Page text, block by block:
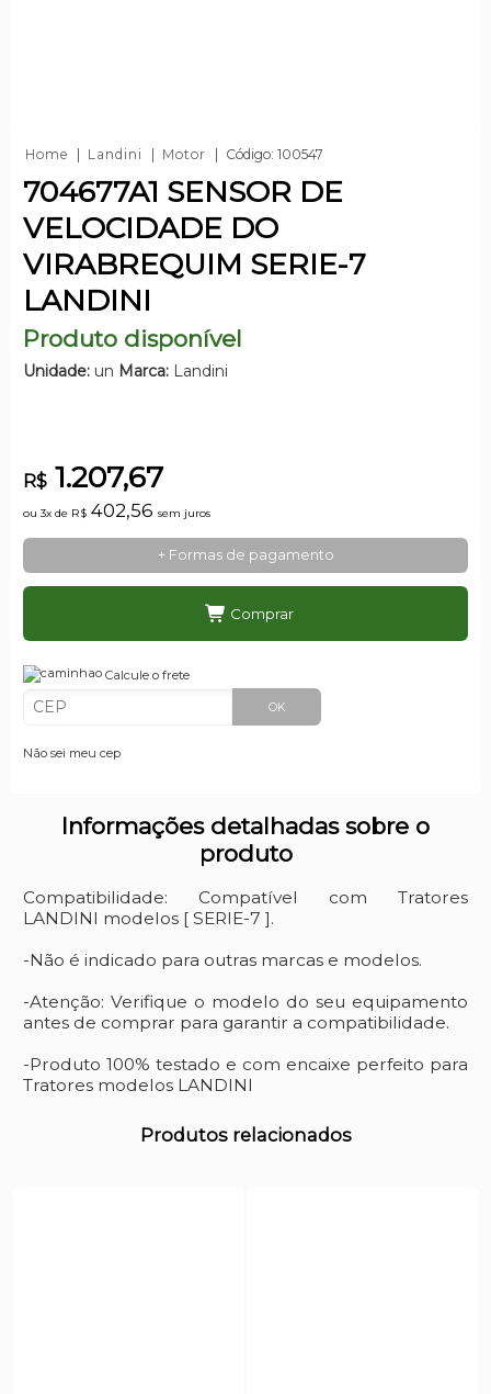
Home Landini Motor Código: 100547
704677A1 SENSOR DE
VELOCIDADE DO
VIRABREQUIM SERIE-7
LANDINI
Produto disponível
Unidade:un Marca:Landini
R$1.207,67
ou 3x de R$402,56 sem juros
+ Formas de pagamento
Comprar
Calcule o frete
OK
Não sei meu cep
Informações detalhadas sobre o
produto
Compatibilidade: Compatível com Tratores
LANDINI modelos [ SERIE-7 ].
-Não é indicado para outras marcas e modelos.
-Atenção: Verifique o modelo do seu equipamento
antes de comprar para garantir a compatibilidade.
-Produto 100% testado e com encaixe perfeito para
Tratores modelos LANDINI
Produtos relacionados